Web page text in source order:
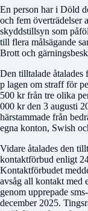
En person har i Döld
och fem överträdelser
skyddstillsyn som
till flera målsägande
Brott och
Den tilltalade åtalades
p lagen om straff för
500 kr från tre olika
000 kr den 3 augusti
härstammade från
egna konton, Swish
Vidare åtalades den
kontaktförbud enligt
Kontaktförbudet
avsåg all kontakt med
genom upprepade
december 2025.